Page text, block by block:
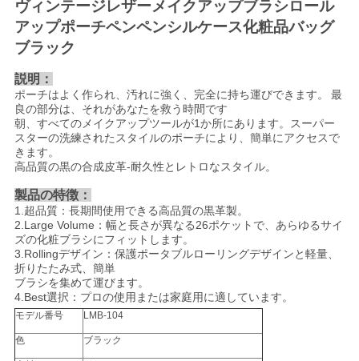
ヴィンテージレザーメイクアップブラシロール
アップポーチペンペンシルケース化粧品バッグ
ブラック
説明：
ポーチはよく作られ、汚れに強く、完全に持ち運びできます。
最
良の部分は、それがあなたを救う時間です
朝、すべてのメイクアップツールが1か所にあります。スーパー
スターの洗練されたスタイルのポーチにより、簡単にアクセスで
きます。
高品質の黒の合成皮革-耐久性とレトロなスタイル。
製品の特徴：
1.超品質：長期間使用できる高品質の黒革製。
2.Large Volume：幅と長さが異なる26ポケットで、あらゆるサイ
ズの化粧ブラシにフィットします。
3.Rollingデザイン：保護ポータブルローリングデザインと軽量、
折りたたみ式、簡単
ブラシを集めて運びます。
4.Best選択：プロの使用または家庭用に適しています。
モデル番号 LMB-104
色 ブラック